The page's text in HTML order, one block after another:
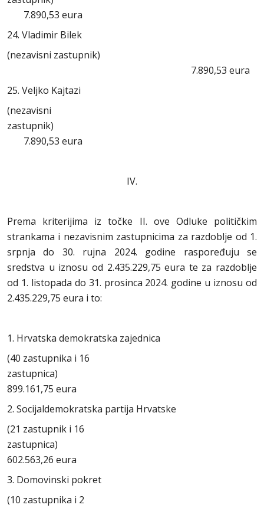
7.890,53 eura
24. Vladimir Bilek
(nezavisni zastupnik)
7.890,53 eura
25. Veljko Kajtazi
(nezavisni
zastupnik)
7.890,53 eura
IV.
Prema kriterijima iz točke II. ove Odluke političkim
strankama i nezavisnim zastupnicima za razdoblje od 1.
srpnja do 30. rujna 2024. godine raspoređuju se
sredstva u iznosu od 2.435.229,75 eura te za razdoblje
od 1. listopada do 31. prosinca 2024. godine u iznosu od
2.435.229,75 eura i to:
1. Hrvatska demokratska zajednica
(40 zastupnika i 16
zastupnica)
899.161,75 eura
2. Socijaldemokratska partija Hrvatske
(21 zastupnik i 16
zastupnica)
602.563,26 eura
3. Domovinski pokret
(10 zastupnika i 2